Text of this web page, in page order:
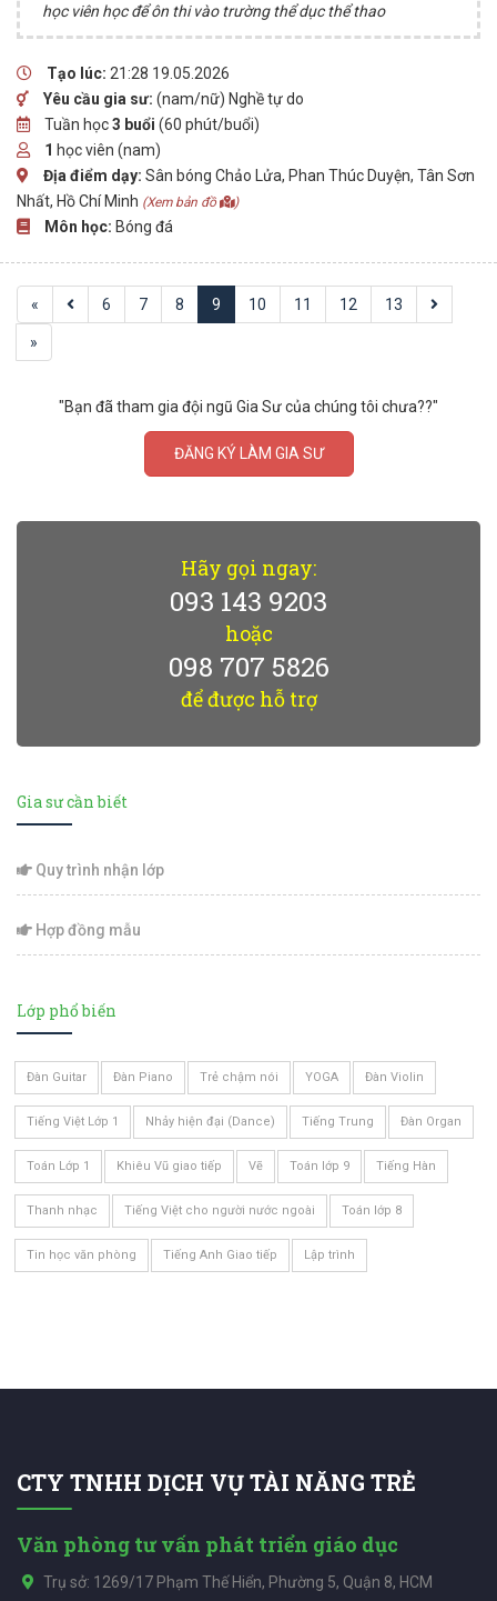
học viên học để ôn thi vào trường thể dục thể thao
Tạo lúc: 21:28 19.05.2026
Yêu cầu gia sư: (nam/nữ) Nghề tự do
Tuần học3 buổi (60 phút/buổi)
1 học viên (nam)
Địa điểm dạy: Sân bóng Chảo Lửa, Phan Thúc Duyện, Tân Sơn
Nhất, Hồ Chí Minh (Xem bản đồ )
Môn học: Bóng đá
« 6 7 8 9 10 11 12 13
»
"Bạn đã tham gia đội ngũ Gia Sư của chúng tôi chưa??"
ĐĂNG KÝ LÀM GIA SƯ
Hãy gọi ngay:
093 143 9203
hoặc
098 707 5826
để được hỗ trợ
Gia sư cần biết
Quy trình nhận lớp
Hợp đồng mẫu
Lớp phổ biến
Đàn Guitar Đàn Piano Trẻ chậm nói YOGA Đàn Violin
Tiếng Việt Lớp 1 Nhảy hiện đại (Dance) Tiếng Trung Đàn Organ
Toán Lớp 1 Khiêu Vũ giao tiếp Vẽ Toán lớp 9 Tiếng Hàn
Thanh nhạc Tiếng Việt cho người nước ngoài Toán lớp 8
Tin học văn phòng Tiếng Anh Giao tiếp Lập trình
CTY TNHH DỊCH VỤ TÀI NĂNG TRẺ
Văn phòng tư vấn phát triển giáo dục
Trụ sở: 1269/17 Phạm Thế Hiển, Phường 5, Quận 8, HCM